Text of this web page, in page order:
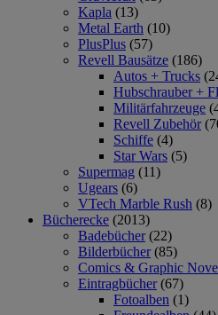
Kapla (13)
Metal Earth (10)
PlusPlus (57)
Revell Bausätze (186)
Autos + Trucks
Hubschrauber +
Militärfahrzeuge
Revell Zubehör
Schiffe (4)
Star Wars (5)
Supermag (11)
Ugears (6)
VTech Marble Rush (8)
Bücherecke (2013)
Badebücher (22)
Bilderbücher (85)
Comics & Graphic
Eintragbücher (67)
Fotoalben (1)